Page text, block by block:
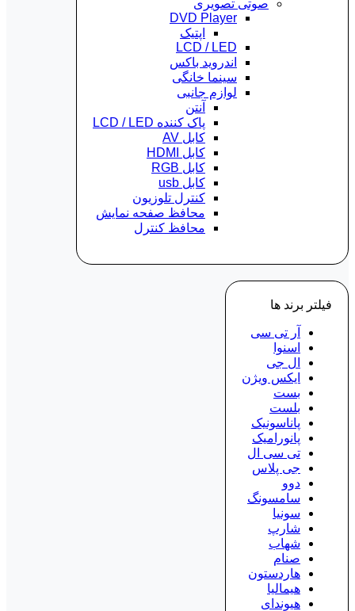
صوتی تصویری
DVD Player
اپتیک
LCD / LED
اندروید باکس
سینما خانگی
لوازم جانبی
آنتن
پاک کننده LCD / LED
کابل AV
کابل HDMI
کابل RGB
کابل usb
کنترل تلوزیون
محافظ صفحه نمایش
محافظ کنترل
فیلتر برند ها
آر تی سی
اسنوا
ال جی
ایکس ویژن
بست
بلست
پاناسونیک
پانورامیک
تی سی ال
جی پلاس
دوو
سامسونگ
سونیا
شارپ
شهاب
صنام
هاردستون
هیمالیا
هیوندای